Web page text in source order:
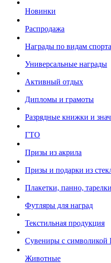
Новинки
Распродажа
Награды по видам спорта
Универсальные награды
Активный отдых
Дипломы и грамоты
Разрядные книжки и
ГТО
Призы из акрила
Призы и подарки из
Плакетки, панно, тарелки
Футляры для наград
Текстильная продукция
Сувениры с символикой
Животные